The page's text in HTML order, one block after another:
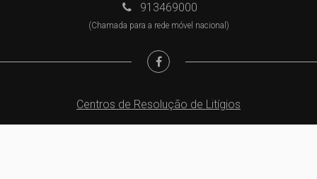
913469000
(Chamada para a rede móvel nacional)
Centros de Resolução de Litígios